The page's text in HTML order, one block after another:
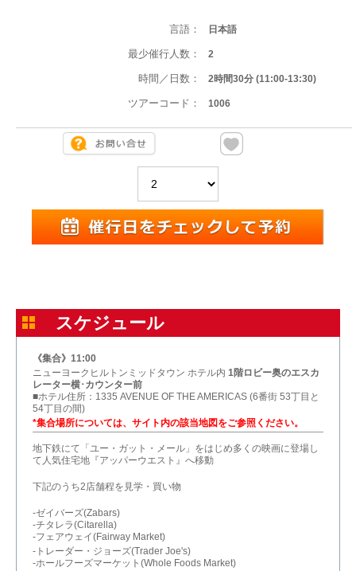
言語： 日本語
最少催行人数： 2
時間／日数： 2時間30分 (11:00-13:30)
ツアーコード： 1006
スケジュール
《集合》11:00
ニューヨークヒルトンミッドタウン ホテル内 1階ロビー奥のエスカ
レーター横･カウンター前
■ホテル住所：1335 AVENUE OF THE AMERICAS (6番街 53丁目と
54丁目の間)
*集合場所については、サイト内の該当地図をご参照ください。
地下鉄にて「ユー・ガット・メール」をはじめ多くの映画に登場し
て人気住宅地『アッパーウエスト』へ移動
下記のうち2店舗程を見学・買い物
-ゼイバーズ(Zabars)
-チタレラ(Citarella)
-フェアウェイ(Fairway Market)
-トレーダー・ジョーズ(Trader Joe's)
-ホールフーズマーケット(Whole Foods Market)